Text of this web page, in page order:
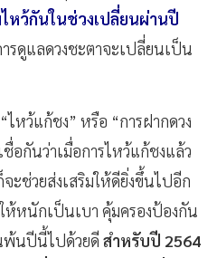
หว้กันในช่วงเปลี่ยนผ่านปี
รดูแลดวงชะตาจะเปลี่ยนเป็น
หว้แก้ชง” หรือ “การฝากดวง
อกันว่าเมื่อการไหว้แก้ชงแล้ว
ะช่วยส่งเสริมให้ดียิ่งขึ้นไปอีก
ห้หนักเป็นเบา คุ้มครองป้องกัน
พ้นปีนี้ไปด้วยดี สำหรับปี 2564